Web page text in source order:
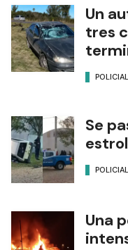
Un
tres
Se
Una